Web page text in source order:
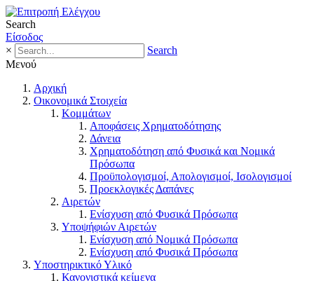
Search
Είσοδος
×
Search
Μενού
Αρχική
Οικονομικά Στοιχεία
Κομμάτων
Αποφάσεις Χρηματοδότησης
Δάνεια
Χρηματοδότηση από Φυσικά και Νομικά
Πρόσωπα
Προϋπολογισμοί, Απολογισμοί, Ισολογισμοί
Προεκλογικές Δαπάνες
Αιρετών
Ενίσχυση από Φυσικά Πρόσωπα
Υποψήφιών Αιρετών
Ενίσχυση από Νομικά Πρόσωπα
Ενίσχυση από Φυσικά Πρόσωπα
Υποστηρικτικό Υλικό
Κανονιστικά κείμενα